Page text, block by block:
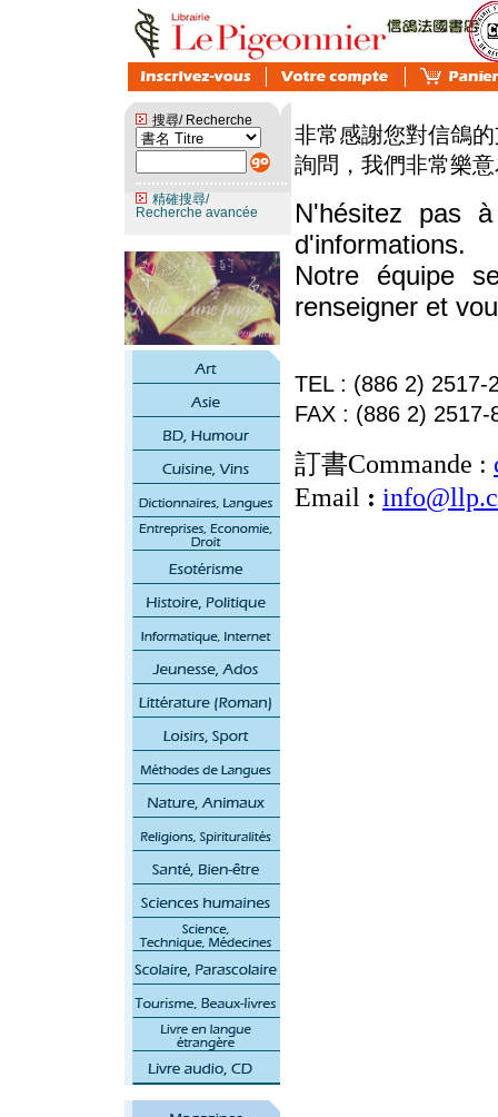
搜尋/ Recherche
精確搜尋/
Recherche avancée